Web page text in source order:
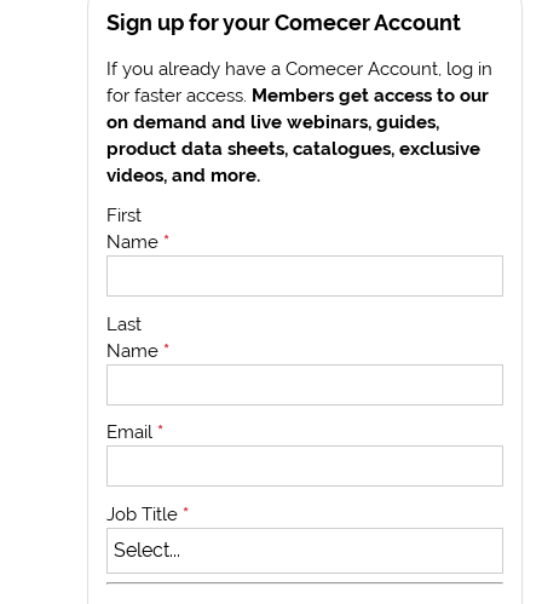
Sign up for your Comecer Account
If you already have a Comecer Account, log in
for faster access. Members get access to our
on demand and live webinars, guides,
product data sheets, catalogues, exclusive
videos, and more.
First
Name *
Last
Name *
Email *
Job Title *